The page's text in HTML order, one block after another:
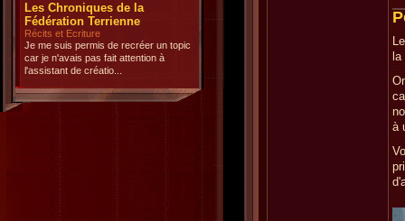
Les Chroniques de la
Fédération Terrienne
Récits et Ecriture
Je me suis permis de recréer un topic
car je n'avais pas fait attention à
l'assistant de créatio...
à